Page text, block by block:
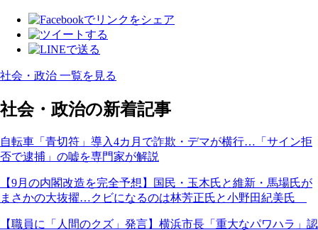
社会・政治 一覧を見る
社会・政治の新着記事
自転車「青切符」導入4カ月で詐欺・デマが横行…「サイン拒
否で逮捕」の嘘を専門家が解説
【9月の内閣改造を完全予想】国民・玉木氏と維新・馬場氏が
まさかの大抜擢…クビになるのは林芳正氏と小野田紀美氏
【職員に「人間のクズ」発言】横浜市長「重大なパワハラ」認